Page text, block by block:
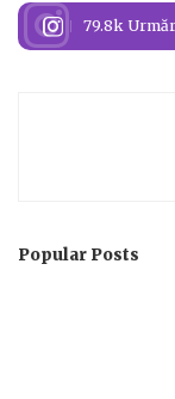
79.8k
Popular Posts